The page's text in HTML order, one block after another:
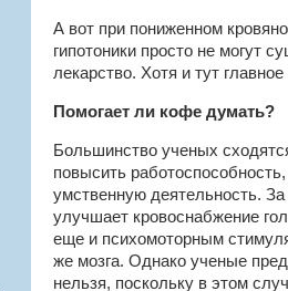
А вот при пониженном
гипотоники просто не могут
лекарство. Хотя и тут
Помогает ли кофе думать?
Большинство ученых
повысить
умственную деятельность.
улучшает кровоснабжение
еще и психомоторным
же мозга. Однако ученые
нельзя, поскольку в этом